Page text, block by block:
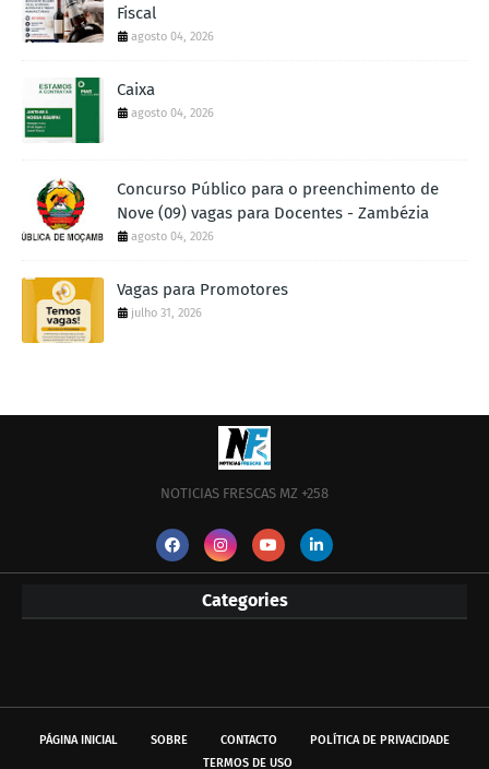
Fiscal
agosto 04, 2026
Caixa
agosto 04, 2026
Concurso Público para o preenchimento de
Nove (09) vagas para Docentes - Zambézia
agosto 04, 2026
Vagas para Promotores
julho 31, 2026
NOTICIAS FRESCAS MZ +258
Categories
PÁGINA INICIAL SOBRE CONTACTO
POLÍTICA DE PRIVACIDADE
TERMOS DE USO